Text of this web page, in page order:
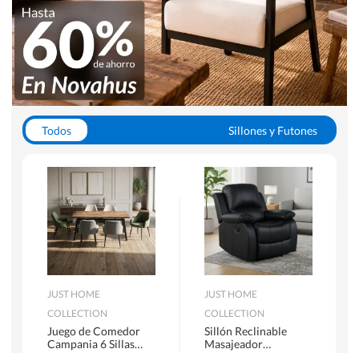
Todos
Sillones y Futones
Escritorios y Sillas PC
Racks y Muebles TV
Alfombras
JUST HOME
COLLECTION
Juego de Comedor
Campania 6 Sillas
JUST HOME
COLLECTION
Sillón Reclinable
Masajeador